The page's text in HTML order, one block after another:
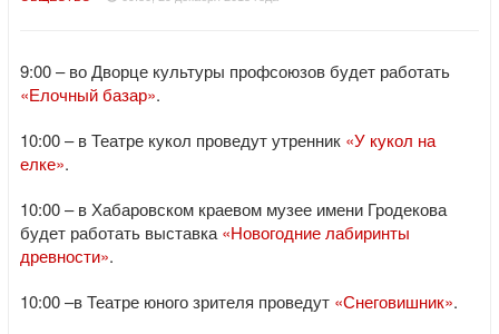
9:00 – во Дворце культуры профсоюзов будет работать
«Елочный базар».
10:00 – в Театре кукол проведут утренник «У кукол на
елке».
10:00 – в Хабаровском краевом музее имени Гродекова
будет работать выставка «Новогодние лабиринты
древности».
10:00 –в Театре юного зрителя проведут «Снеговишник».